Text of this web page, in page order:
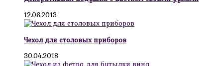
12.06.2013
Чехол для столовых приборов
30.04.2018